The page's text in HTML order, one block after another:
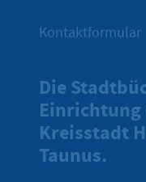
Kontaktformular
Die
Einrichtung
Kreisstadt
Taunus.